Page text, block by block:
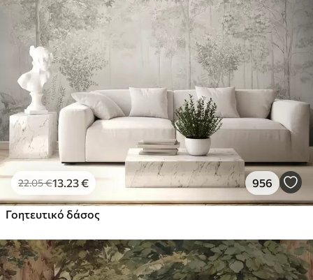
22.05€13 .23€ 956
Γοητευτικό δάσος